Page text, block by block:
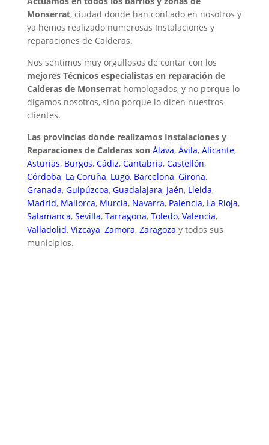
Monserrat, ciudad donde han confiado en nosotros y
ya hemos realizado numerosas Instalaciones y
reparaciones de Calderas.
Nos sentimos muy orgullosos de contar con los
mejores Técnicos especialistas en reparación de
Calderas de Monserrathomologados, y no porque lo
digamos nosotros, sino porque lo dicen nuestros
clientes.
Las provincias donde realizamos Instalaciones y
Reparaciones de Calderas son Álava, Ávila, Alicante,
Asturias, Burgos, Cádiz, Cantabria, Castellón,
Córdoba, La Coruña, Lugo, Barcelona, Girona,
Granada, Guipúzcoa, Guadalajara, Jaén, Lleida,
Madrid, Mallorca, Murcia, Navarra, Palencia, La Rioja,
Salamanca, Sevilla, Tarragona, Toledo, Valencia,
Valladolid, Vizcaya, Zamora, Zaragoza y todos sus
municipios.